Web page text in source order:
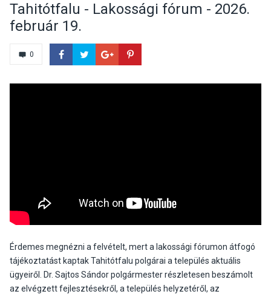
Tahitótfalu - Lakossági fórum - 2026.
február 19.
0
Érdemes megnézni a felvételt, mert a lakossági fórumon átfogó
tájékoztatást kaptak Tahitótfalu polgárai a település aktuális
ügyeiről. Dr. Sajtos Sándor polgármester részletesen beszámolt
az elvégzett fejlesztésekről, a település helyzetéről, az